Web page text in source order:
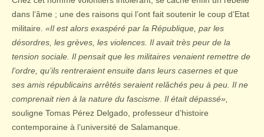
dans l’âme ; une des raisons qui l’ont fait soutenir le coup d’Etat
militaire. «Il est alors exaspéré par la République, par les
désordres, les grèves, les violences. Il avait très peur de la
tension sociale. Il pensait que les militaires venaient remettre de
l’ordre, qu’ils rentreraient ensuite dans leurs casernes et que
ses amis républicains arrêtés seraient relâchés peu à peu. Il ne
comprenait rien à la nature du fascisme. Il était dépassé»,
souligne Tomas Pérez Delgado, professeur d’histoire
contemporaine à l’université de Salamanque.